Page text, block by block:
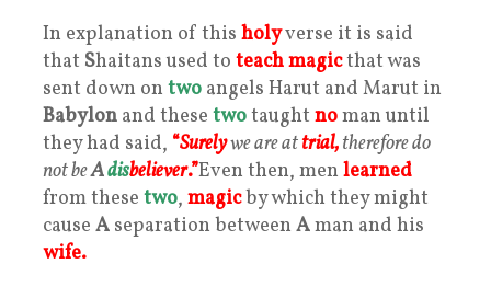
In explanation of this holyverse it is said
that Shaitans used to teachmagicthat was
sent down on two angels Harut and Marut in
Babylon and these twotaught noman until
they had said, “Surelywe are attrial,therefore do
not beAdisbeliever.”Even then, men learned
from these two, magicby which they might
cause A separation between Aman and his
wife.